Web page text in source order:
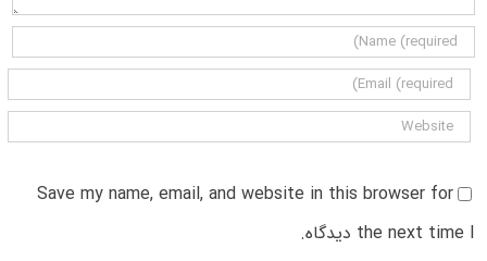
Save my name, email, and website in this browser for
the next time I دیدگاه.